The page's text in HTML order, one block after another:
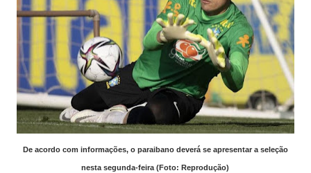
De acordo com informações, o paraibano deverá se apresentar a seleção
nesta segunda-feira (Foto: Reprodução)